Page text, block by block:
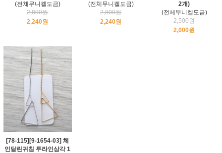
(전체무니켈도금)
2,800원
2,240원
(전체무니켈도금)
2,800원
2,240원
2개)
(전체무니켈도금)
2,500원
2,000원
[78-115][9-1654-03] 체
인달린귀침 투라인삼각 1